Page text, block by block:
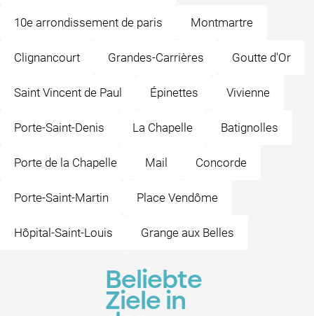
10e arrondissement de paris Montmartre
Clignancourt Grandes-Carrières Goutte d'Or
Saint Vincent de Paul Épinettes Vivienne
Porte-Saint-Denis La Chapelle Batignolles
Porte de la Chapelle Mail Concorde
Porte-Saint-Martin Place Vendôme
Hôpital-Saint-Louis Grange aux Belles
Beliebte
Ziele in